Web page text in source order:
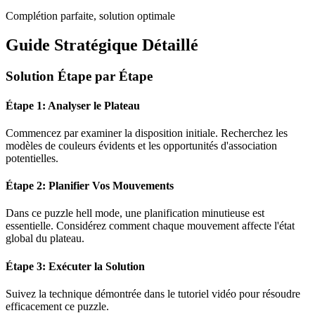
Complétion parfaite, solution optimale
Guide Stratégique Détaillé
Solution Étape par Étape
Étape 1: Analyser le Plateau
Commencez par examiner la disposition initiale. Recherchez les
modèles de couleurs évidents et les opportunités d'association
potentielles.
Étape 2: Planifier Vos Mouvements
Dans ce puzzle hell mode, une planification minutieuse est
essentielle. Considérez comment chaque mouvement affecte l'état
global du plateau.
Étape 3: Exécuter la Solution
Suivez la technique démontrée dans le tutoriel vidéo pour résoudre
efficacement ce puzzle.